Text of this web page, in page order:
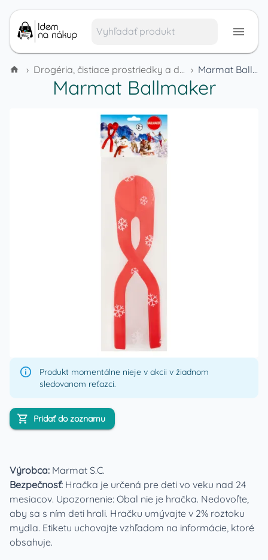
› Drogéria, čistiace prostriedky a domáca chémia › Marmat Ballmaker
Marmat Ballmaker
Produkt momentálne nieje v akcii v žiadnom
sledovanom reťazci.
Pridať do zoznamu
Výrobca: Marmat S.C.
Bezpečnosť: Hračka je určená pre deti vo veku nad 24
mesiacov. Upozornenie: Obal nie je hračka. Nedovoľte,
aby sa s ním deti hrali. Hračku umývajte v 2% roztoku
mydla. Etiketu uchovajte vzhľadom na informácie, ktoré
obsahuje.